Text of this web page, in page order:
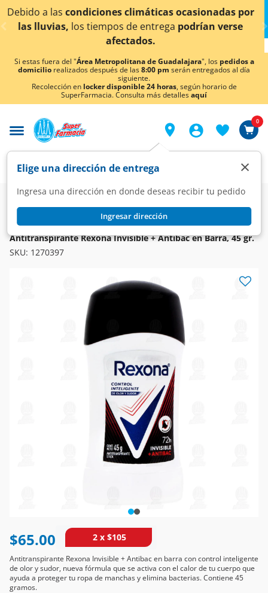
< div class="carousel-inner">
ocasionadas por
podrían verse
¡Ahora también en
conocer
Si estas fuera del "Área Metropolitana de Guadalajara", los pedidos a
domicilio realizados después de las8:00 pm serán entregados al día
siguiente.
Recolección en locker disponible 24 horas, según horario de
SuperFarmacia. Consulta más detallesaquí
Elige una dirección de entrega
Ingresa una dirección en donde deseas recibir tu pedido
Ingresar dirección
×
0
Super Higiene y Belleza
Higiene y Cuidado Corporal
Desodorantes y Antitranspirantes
REXONA
Antitranspirante Rexona Invisible + Antibac en Barra, 45 gr.
SKU: 1270397
$65.00 2 x $105
Antitranspirante Rexona Invisible + Antibac en barra con control inteligente
de olor y sudor, nueva fórmula que se activa con el calor de tu cuerpo que
ayuda a proteger tu ropa de manchas y elimina bacterias. Contiene 45
gramos.